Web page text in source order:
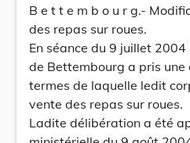
B e t t e m b o u r g.-
des repas sur roues.
En séance du 9 juillet
de Bettembourg a pris
termes de laquelle ledit
vente des repas sur roues.
Ladite délibération a été